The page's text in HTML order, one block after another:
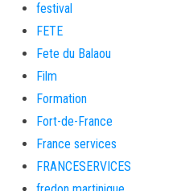
festival
FETE
Fete du Balaou
Film
Formation
Fort-de-France
France services
FRANCESERVICES